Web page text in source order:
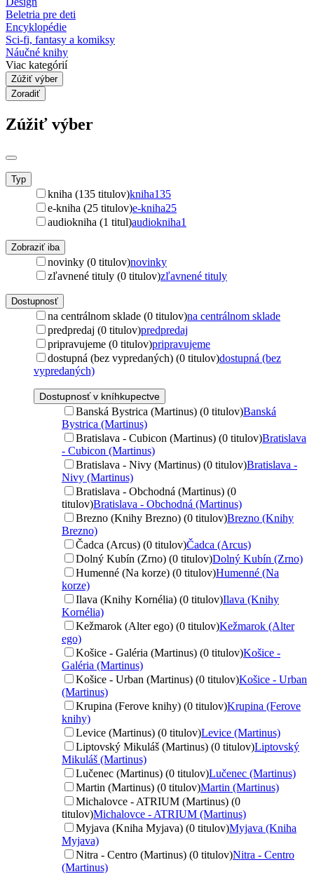
Beletria pre deti
Encyklopédie
Sci-fi, fantasy a komiksy
Náučné knihy
Viac kategórií
Zúžiť výber
Zoradiť
Zúžiť výber
Typ
kniha (135 titulov)kniha135
e-kniha (25 titulov)e-kniha25
audiokniha (1 titul)audiokniha1
Zobraziť iba
novinky (0 titulov)novinky
zľavnené tituly (0 titulov)zľavnené tituly
Dostupnosť
na centrálnom sklade (0 titulov)na centrálnom sklade
predpredaj (0 titulov)predpredaj
pripravujeme (0 titulov)pripravujeme
dostupná (bez vypredaných) (0 titulov)dostupná (bez
vypredaných)
Dostupnosť v kníhkupectve
Banská Bystrica (Martinus) (0 titulov)Banská
Bystrica (Martinus)
Bratislava - Cubicon (Martinus) (0 titulov)Bratislava
- Cubicon (Martinus)
Bratislava - Nivy (Martinus) (0 titulov)Bratislava -
Nivy (Martinus)
Bratislava - Obchodná (Martinus) (0
titulov)Bratislava - Obchodná (Martinus)
Brezno (Knihy Brezno) (0 titulov)Brezno (Knihy
Brezno)
Čadca (Arcus) (0 titulov)Čadca (Arcus)
Dolný Kubín (Zrno) (0 titulov)Dolný Kubín (Zrno)
Humenné (Na korze) (0 titulov)Humenné (Na
korze)
Ilava (Knihy Kornélia) (0 titulov)Ilava (Knihy
Kornélia)
Kežmarok (Alter ego) (0 titulov)Kežmarok (Alter
ego)
Košice - Galéria (Martinus) (0 titulov)Košice -
Galéria (Martinus)
Košice - Urban (Martinus) (0 titulov)Košice - Urban
(Martinus)
Krupina (Ferove knihy) (0 titulov)Krupina (Ferove
knihy)
Levice (Martinus) (0 titulov)Levice (Martinus)
Liptovský Mikuláš (Martinus) (0 titulov)Liptovský
Mikuláš (Martinus)
Lučenec (Martinus) (0 titulov)Lučenec (Martinus)
Martin (Martinus) (0 titulov)Martin (Martinus)
Michalovce - ATRIUM (Martinus) (0
titulov)Michalovce - ATRIUM (Martinus)
Myjava (Kniha Myjava) (0 titulov)Myjava (Kniha
Myjava)
Nitra - Centro (Martinus) (0 titulov)Nitra - Centro
(Martinus)